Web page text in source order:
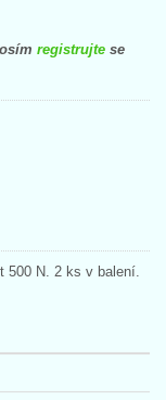
registrujte se
500 N. 2 ks v balení.